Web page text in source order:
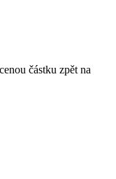
částku zpět na